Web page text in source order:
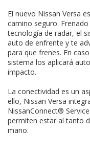
El nuevo Nissan Versa
camino seguro.
tecnología de radar, el
auto de enfrente y te
para que frenes. En
sistema los aplicará
impacto.
La conectividad es un
ello, Nissan Versa
NissanConnect®
permiten estar al tanto
mano.